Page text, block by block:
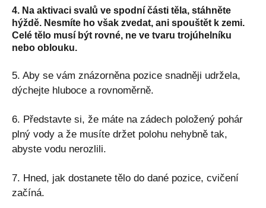
4. Na aktivaci svalů ve spodní části těla, stáhněte
hýždě. Nesmíte ho však zvedat, ani spouštět k zemi.
Celé tělo musí být rovné, ne ve tvaru trojúhelníku
nebo oblouku.
5. Aby se vám znázorněna pozice snadněji udržela,
dýchejte hluboce a rovnoměrně.
6. Představte si, že máte na zádech položený pohár
plný vody a že musíte držet polohu nehybně tak,
abyste vodu nerozlili.
7. Hned, jak dostanete tělo do dané pozice, cvičení
začíná.